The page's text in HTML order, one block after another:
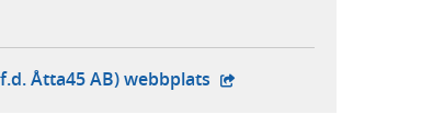
Åtta45 AB) webbplats - extern webbplats,